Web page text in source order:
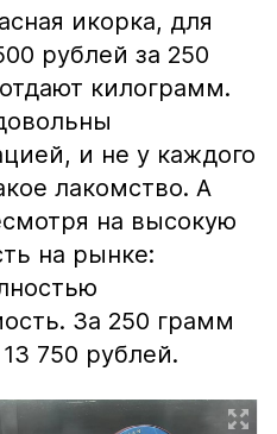
икорка, для
рублей за 250
килограмм.
и не у каждого
лакомство. А
на высокую
на рынке:
За 250 грамм
750 рублей.